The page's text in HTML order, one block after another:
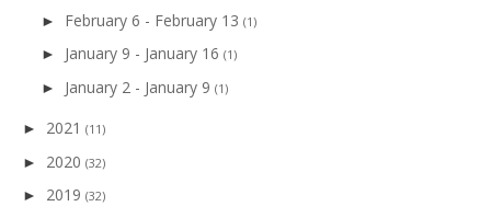
► February 6 - February 13 (1)
► January 9 - January 16 (1)
► January 2 - January 9 (1)
► 2021 (11)
► 2020 (32)
► 2019 (32)